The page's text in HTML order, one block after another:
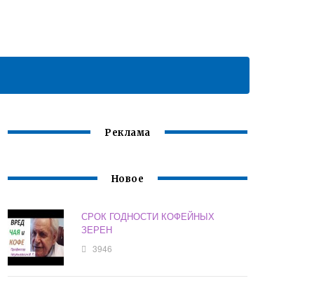
Реклама
Новое
СРОК ГОДНОСТИ КОФЕЙНЫХ
ЗЕРЕН
3946